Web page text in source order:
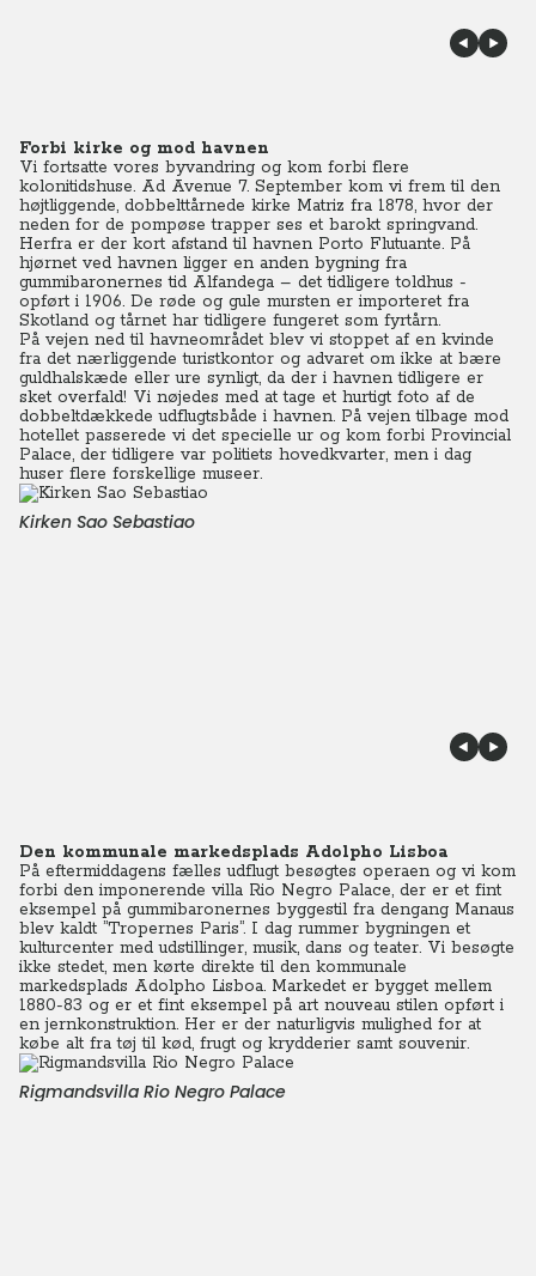
Forbi kirke og mod havnen
Vi fortsatte vores byvandring og kom forbi flere
kolonitidshuse. Ad Avenue 7. September kom vi frem til den
højtliggende, dobbelttårnede kirke Matriz fra 1878, hvor der
neden for de pompøse trapper ses et barokt springvand.
Herfra er der kort afstand til havnen Porto Flutuante. På
hjørnet ved havnen ligger en anden bygning fra
gummibaronernes tid Alfandega – det tidligere toldhus -
opført i 1906. De røde og gule mursten er importeret fra
Skotland og tårnet har tidligere fungeret som fyrtårn.
På vejen ned til havneområdet blev vi stoppet af en kvinde
fra det nærliggende turistkontor og advaret om ikke at bære
guldhalskæde eller ure synligt, da der i havnen tidligere er
sket overfald! Vi nøjedes med at tage et hurtigt foto af de
dobbeltdækkede udflugtsbåde i havnen. På vejen tilbage mod
hotellet passerede vi det specielle ur og kom forbi Provincial
Palace, der tidligere var politiets hovedkvarter, men i dag
huser flere forskellige museer.
Kirken Sao Sebastiao
Den kommunale markedsplads Adolpho Lisboa
På eftermiddagens fælles udflugt besøgtes operaen og vi kom
forbi den imponerende villa Rio Negro Palace, der er et fint
eksempel på gummibaronernes byggestil fra dengang Manaus
blev kaldt ”Tropernes Paris”. I dag rummer bygningen et
kulturcenter med udstillinger, musik, dans og teater. Vi besøgte
ikke stedet, men kørte direkte til den kommunale
markedsplads Adolpho Lisboa. Markedet er bygget mellem
1880-83 og er et fint eksempel på art nouveau stilen opført i
en jernkonstruktion. Her er der naturligvis mulighed for at
købe alt fra tøj til kød, frugt og krydderier samt souvenir.
Rigmandsvilla Rio Negro Palace